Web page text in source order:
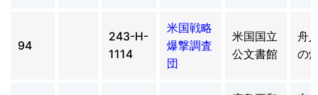
94
243-H-
1114
米国戦略
爆撃調査
団
米国国立
公文書館
舟
の